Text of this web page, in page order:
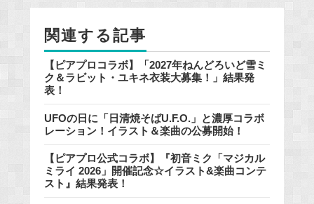
k
関連する記事
【ピアプロコラボ】「2027年ねんどろいど雪ミ
ク＆ラビット・ユキネ衣装大募集！」結果発
表！
UFOの日に「日清焼そばU.F.O.」と濃厚コラボ
レーション！イラスト＆楽曲の公募開始！
【ピアプロ公式コラボ】『初音ミク「マジカル
ミライ 2026」開催記念☆イラスト&楽曲コンテ
スト』結果発表！